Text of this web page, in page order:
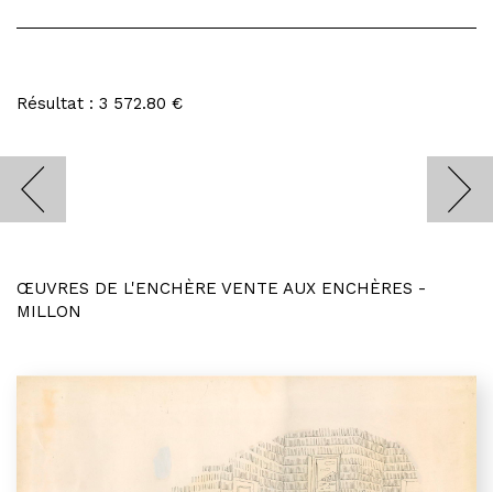
Résultat : 3 572.80 €
ŒUVRES DE L'ENCHÈRE VENTE AUX ENCHÈRES -
MILLON